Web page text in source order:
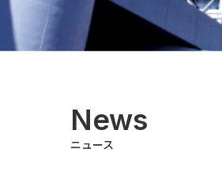
News
ニュース